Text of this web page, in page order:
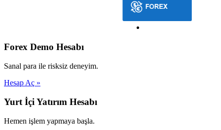
Forex Demo Hesabı
Sanal para ile risksiz deneyim.
Hesap Aç »
Yurt İçi Yatırım Hesabı
Hemen işlem yapmaya başla.